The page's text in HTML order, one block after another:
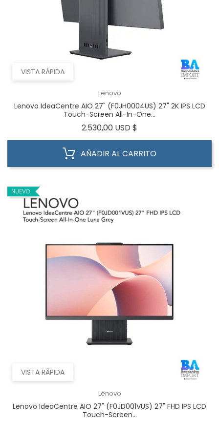
VISTA RÁPIDA
Lenovo
Lenovo IdeaCentre AIO 27" (F0JH0004US) 27" 2K IPS LCD
Touch-Screen All-In-One...
2.530,00 USD $
AÑADIR AL CARRITO
VISTA RÁPIDA
NUEVO
Lenovo
Lenovo IdeaCentre AIO 27" (F0JD001VUS) 27" FHD IPS LCD
Touch-Screen...